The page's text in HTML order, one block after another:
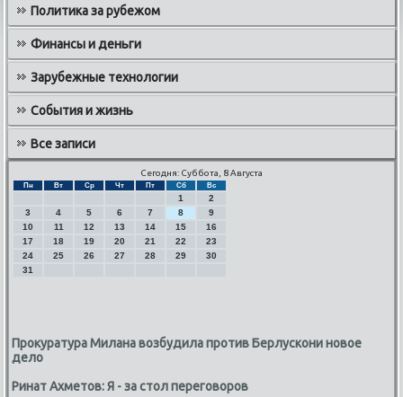
Политика за рубежом
Финансы и деньги
Зарубежные технологии
События и жизнь
Все записи
Сегодня: Суббота, 8 Августа
Пн Вт Ср Чт Пт Сб Вс
1
2
3
4 5 6 7 8
9
10
11 12 13 14 15
16
17
18 19 20 21 22
23
24
25 26 27 28 29
30
31
Прокуратура Милана возбудила против Берлускони новое
дело
Ринат Ахметов: Я - за стол переговоров